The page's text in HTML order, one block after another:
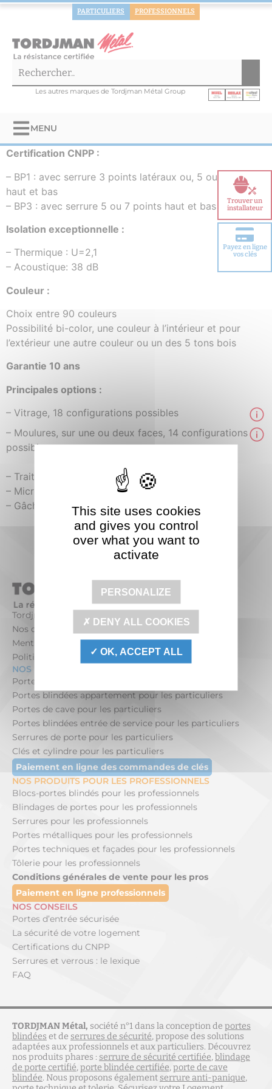
PARTICULIERS PROFESSIONNELS
Les autres marques de Tordjman Métal Group
MENU
Trouver un
installateur
Choisir votre
Payez en ligne
vos clés
Certification CNPP :
– BP1 : avec serrure 3 points latéraux ou, 5 ou 7 points
haut et bas
– BP3 : avec serrure 5 ou 7 points haut et bas
Isolation exceptionnelle :
– Thermique : U=2,1
– Acoustique: 38 dB
Couleur :
Choix entre 90 couleurs
Possibilité bi-color, une couleur à l’intérieur et pour
l’extérieur une autre couleur ou un des 5 tons bois
Garantie 10 ans
Principales options :
– Vitrage, 18 configurations possibles
– Moulures, sur une ou deux faces, 14 configurations
possibles
– Traitement anti-corrosion recommandé
– Microviseur
– Gâche électrique
Tordjman Métal
Nos offres d’emploi
Mentions légales
Politique de confidentialité
NOS PRODUITS POUR LES PARTICULIERS
Portes blindées maison pour les particuliers
Portes blindées appartement pour les particuliers
Portes de cave pour les particuliers
Portes blindées entrée de service pour les particuliers
Serrures de porte pour les particuliers
Clés et cylindre pour les particuliers
Paiement en ligne des commandes de clés
NOS PRODUITS POUR LES PROFESSIONNELS
Blocs-portes blindés pour les professionnels
Blindages de portes pour les professionnels
Serrures pour les professionnels
Portes métalliques pour les professionnels
Portes techniques et façades pour les professionnels
Tôlerie pour les professionnels
Conditions générales de vente pour les pros
Paiement en ligne professionnels
NOS CONSEILS
Portes d’entrée sécurisée
La sécurité de votre logement
Certifications du CNPP
Serrures et verrous : le lexique
FAQ
TORDJMAN Métal, société n°1 dans la conception de portes
blindées et de serrures de sécurité, propose des solutions
adaptées aux professionnels et aux particuliers. Découvrez
nos produits phares : serrure de sécurité certifiée,blindage
de porte certifié,porte blindée certifiée,porte de cave
blindée. Nous proposons également serrure anti-panique,
This site uses cookies
and gives you control
over what you want to
activate
PERSONALIZE
DENY ALL COOKIES
OK, ACCEPT ALL